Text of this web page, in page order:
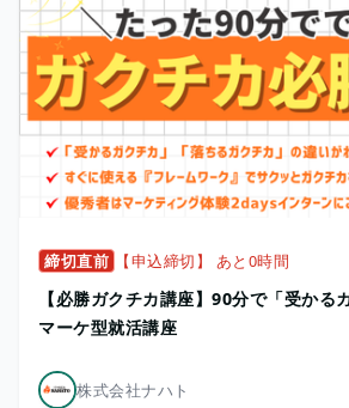
締切直前 【申込締切】 あと0時間
【必勝ガクチカ講座】90分で「受かる
マーケ型就活講座
株式会社ナハト